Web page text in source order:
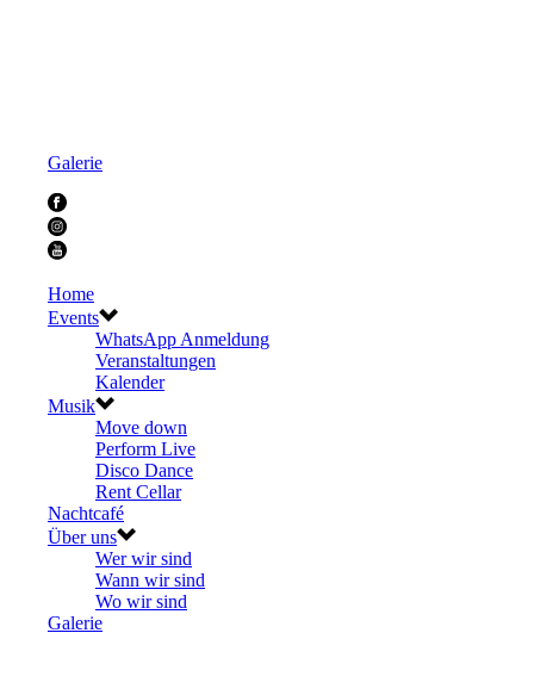
Galerie
Home
Events
WhatsApp Anmeldung
Veranstaltungen
Kalender
Musik
Move down
Perform Live
Disco Dance
Rent Cellar
Nachtcafé
Über uns
Wer wir sind
Wann wir sind
Wo wir sind
Galerie